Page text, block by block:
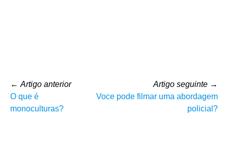
← Artigo anterior
O que é
monoculturas?
Artigo seguinte →
Voce pode filmar uma abordagem
policial?